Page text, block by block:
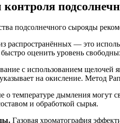
подсолнечного сырояды
распространённых — это
оценить уровень
с использованием щелочей
на окисление. Метод
о температуре дымления могут
и обработкой сырья.
Газовая хроматография